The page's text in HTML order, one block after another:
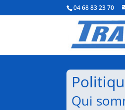
04 68 83 23 70
Qui